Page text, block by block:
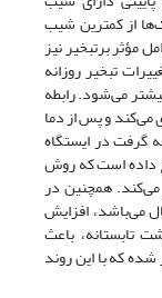
از کمترین شیب
عوامل مؤثر برتبخیر نیز
تبخیر روزانه
می‌شود. رابطه
می‌کند و پس از دما
گرفت در ایستگاه
داده است که روش
همچنین در
می‌باشد، افزایش
تابستانه، باعث
که با این روند